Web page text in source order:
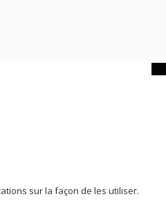
sur la façon de les utiliser.